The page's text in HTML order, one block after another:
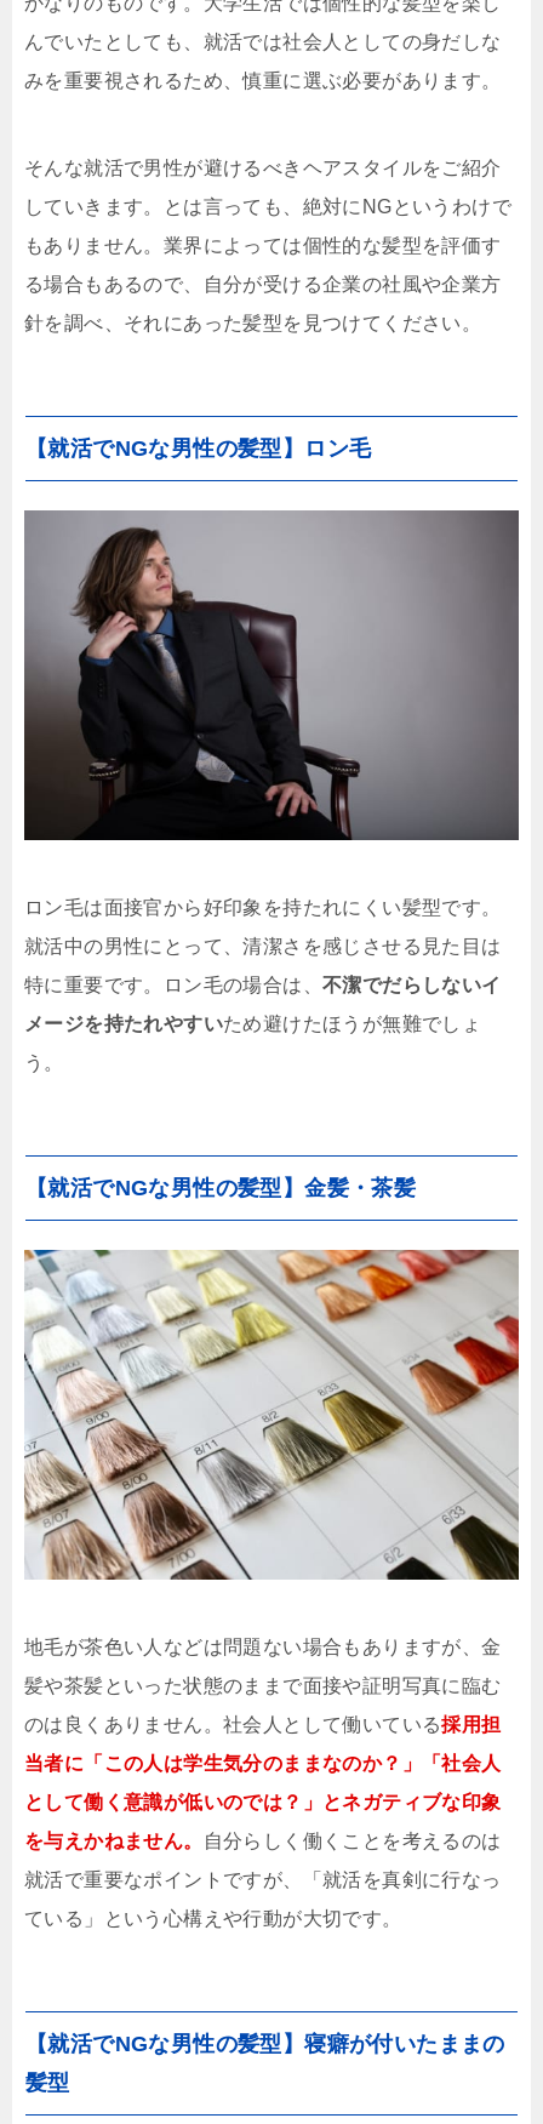
んでいたとしても、就活では社会人としての身だしな
みを重要視されるため、慎重に選ぶ必要があります。
そんな就活で男性が避けるべきヘアスタイルをご紹介
していきます。とは言っても、絶対にNGというわけで
もありません。業界によっては個性的な髪型を評価す
る場合もあるので、自分が受ける企業の社風や企業方
針を調べ、それにあった髪型を見つけてください。
【就活でNGな男性の髪型】ロン毛
ロン毛は面接官から好印象を持たれにくい髪型です。
就活中の男性にとって、清潔さを感じさせる見た目は
特に重要です。ロン毛の場合は、 不潔でだらしないイ
メージを持たれやすいため避けたほうが無難でしょ
う。
【就活でNGな男性の髪型】金髪・茶髪
地毛が茶色い人などは問題ない場合もありますが、金
髪や茶髪といった状態のままで面接や証明写真に臨む
のは良くありません。社会人として働いている採用担
当者に「この人は学生気分のままなのか？」「社会人
として働く意識が低いのでは？」とネガティブな印象
を与えかねません。
自分らしく働くことを考えるのは
就活で重要なポイントですが、「就活を真剣に行なっ
ている」という心構えや行動が大切です。
【就活でNGな男性の髪型】寝癖が付いたままの
髪型